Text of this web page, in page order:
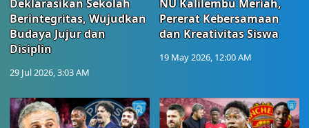
Deklarasikan Sekolah
Berintegritas, Wujudkan
Budaya Jujur dan
Disiplin
29 Jul 2026, 3:03 AM
NU Kalilembu Meriah,
Pererat Kebersamaan
dan Kreativitas Siswa
19 May 2026, 12:00 AM